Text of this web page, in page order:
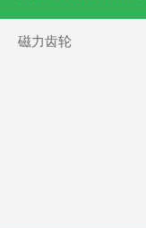
磁力齿轮